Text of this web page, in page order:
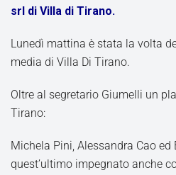
srl di Villa di Tirano.
Lunedì mattina è stata la volta
media di Villa Di Tirano.
Oltre al segretario Giumelli un
Tirano:
Michela Pini, Alessandra Cao ed
quest’ultimo impegnato anche